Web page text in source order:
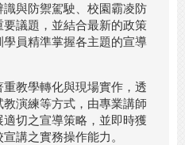
與防禦駕駛、校園霸凌防
議題，並結合最新的政策
員精準掌握各主題的宣導
教學轉化與現場實作，透
演練等方式，由專業講師
切之宣導策略，並即時獲
講之實務操作能力。